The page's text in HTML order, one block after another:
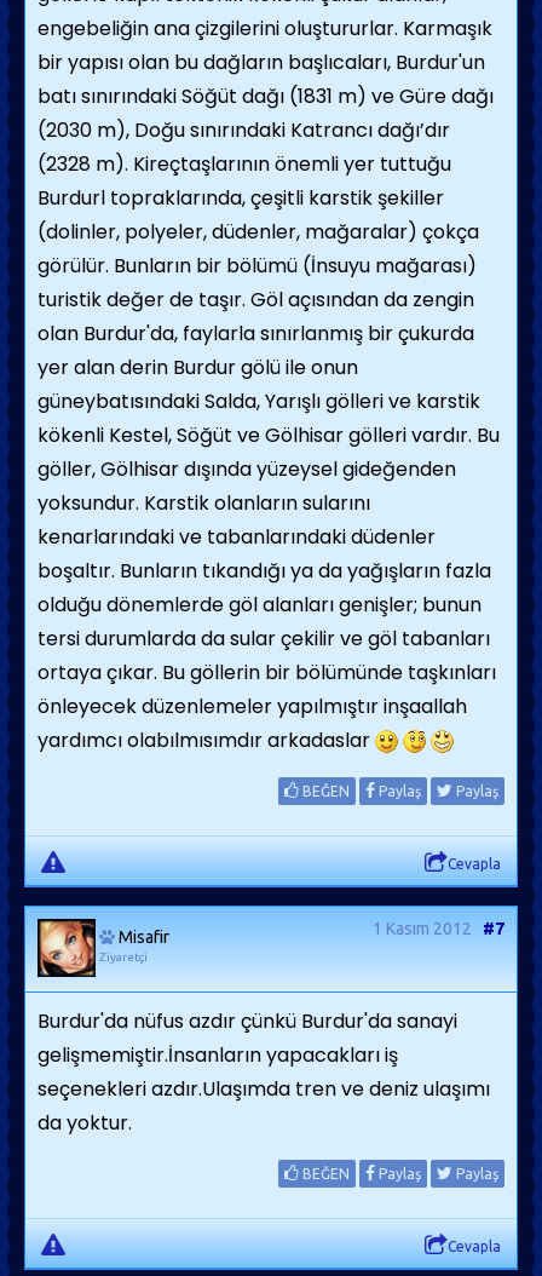
engebeliğin ana çizgilerini oluştururlar. Karmaşık
bir yapısı olan bu dağların başlıcaları, Burdur'un
batı sınırındaki Söğüt dağı (1831 m) ve Güre dağı
(2030 m), Doğu sınırındaki Katrancı dağı’dır
(2328 m). Kireçtaşlarının önemli yer tuttuğu
Burdurl topraklarında, çeşitli karstik şekiller
(dolinler, polyeler, düdenler, mağaralar) çokça
görülür. Bunların bir bölümü (İnsuyu mağarası)
turistik değer de taşır. Göl açısından da zengin
olan Burdur'da, faylarla sınırlanmış bir çukurda
yer alan derin Burdur gölü ile onun
güneybatısındaki Salda, Yarışlı gölleri ve karstik
kökenli Kestel, Söğüt ve Gölhisar gölleri vardır. Bu
göller, Gölhisar dışında yüzeysel gideğenden
yoksundur. Karstik olanların sularını
kenarlarındaki ve tabanlarındaki düdenler
boşaltır. Bunların tıkandığı ya da yağışların fazla
olduğu dönemlerde göl alanları genişler; bunun
tersi durumlarda da sular çekilir ve göl tabanları
ortaya çıkar. Bu göllerin bir bölümünde taşkınları
önleyecek düzenlemeler yapılmıştır inşaallah
yardımcı olabılmısımdır arkadaslar
BEĞEN Paylaş Paylaş
Cevapla
Misafir
Ziyaretçi
1 Kasım 2012 #7
Burdur'da nüfus azdır çünkü Burdur'da sanayi
gelişmemiştir.İnsanların yapacakları iş
seçenekleri azdır.Ulaşımda tren ve deniz ulaşımı
da yoktur.
BEĞEN Paylaş Paylaş
Cevapla